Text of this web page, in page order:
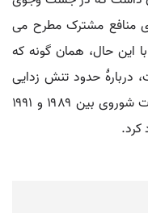
منافع مشترک مطرح می
این حال، همان گونه که
۱۹۸۰ ادامه یافت، دربارۀ حدود تنش زدایی
نباید اغراق کرد. فقط فروپاشی نهایی قدرت شوروی بین ۱۹۸۹ و ۱۹۹۱
کرد.